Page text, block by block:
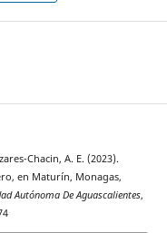
Chacin, A. E. (2023).
en Maturín, Monagas,
Autónoma De Aguascalientes,